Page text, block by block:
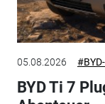
05.08.2026
BYD Ti 7